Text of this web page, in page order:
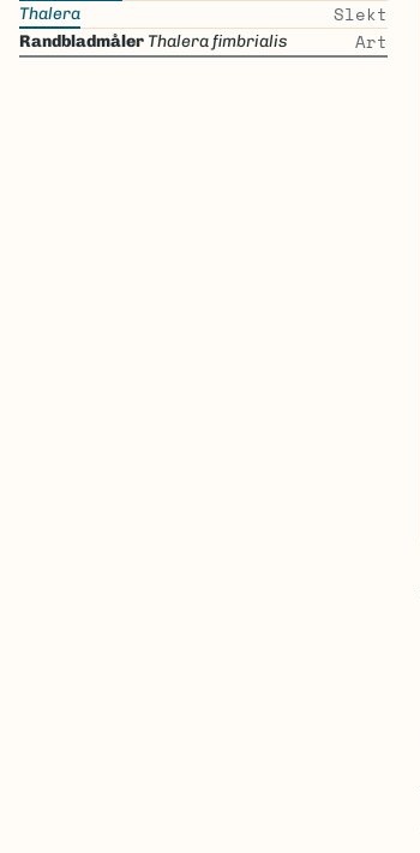
Thalera Slekt
Randbladmåler Thalera fimbrialis Art